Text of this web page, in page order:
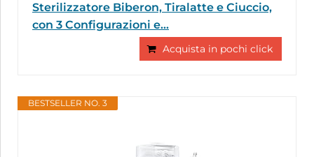
Sterilizzatore Biberon, Tiralatte e Ciuccio,
con 3 Configurazioni e...
Acquista in pochi click
BESTSELLER NO. 3